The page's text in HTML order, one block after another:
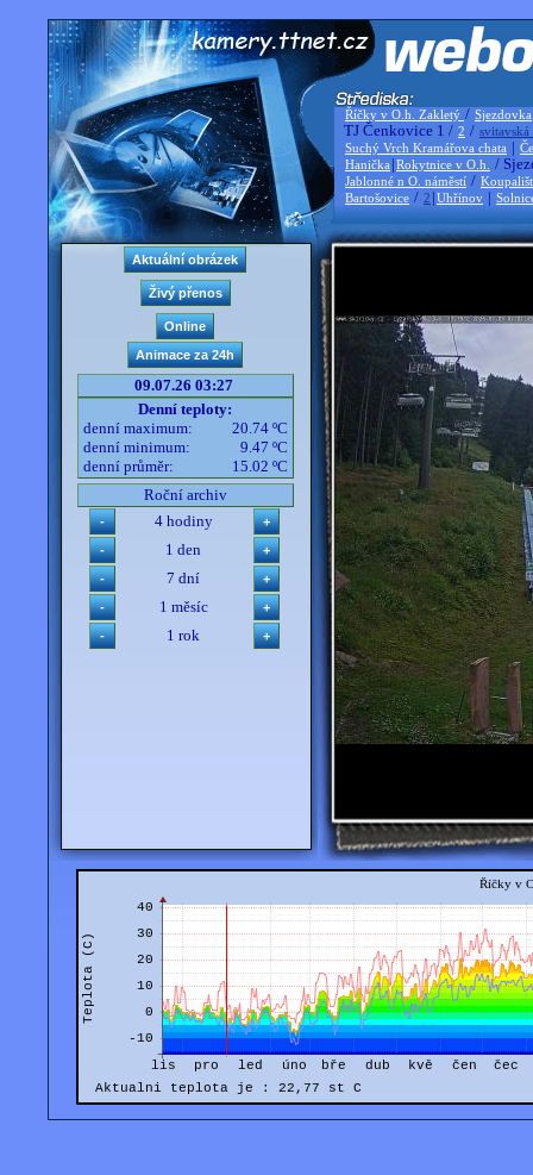
Říčky v O.h. Zakletý / Sjezdovka
TJ Čenkovice 1 / 2 / svitavská
Suchý Vrch Kramářova chata |
Hanička |Rokytnice v O.h. /
Jablonné n O. náměstí /
Bartošovice / 2 |Uhřínov |
09.07.26 03:27
Denní teploty:
denní maximum:
20.74 ºC
denní minimum:
9.47 ºC
denní průměr:
15.02 ºC
Roční archiv
4 hodiny
1 den
7 dní
1 měsíc
1 rok